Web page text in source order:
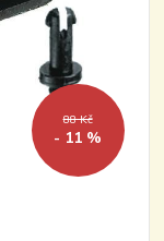
88 Kč
- 11 %